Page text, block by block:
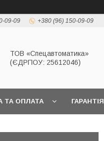
09-09 +380 (96) 150-09-09
ТОВ «Спецавтоматика»
(ЄДРПОУ: 25612046)
ТА ОПЛАТА ГАРАНТІЯ